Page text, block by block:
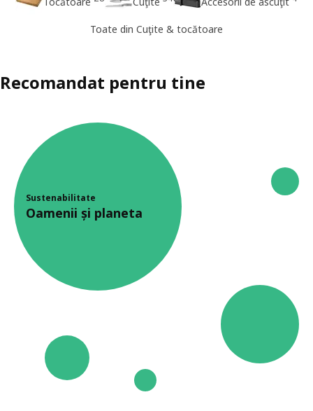
Toate din Cuţite & tocătoare
Recomandat pentru tine
Sustenabilitate
Oamenii și planeta